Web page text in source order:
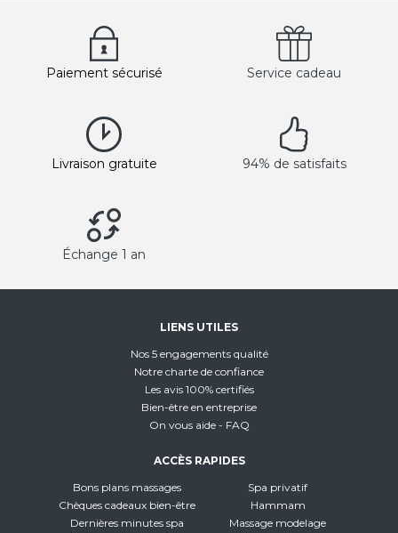
Paiement sécurisé Service cadeau
Livraison gratuite 94% de satisfaits
Échange 1 an
LIENS UTILES
Nos 5 engagements qualité
Notre charte de confiance
Les avis 100% certifiés
Bien-être en entreprise
On vous aide - FAQ
ACCÈS RAPIDES
Bons plans massages
Chèques cadeaux bien-être
Dernières minutes spa
Spa privatif
Hammam
Massage modelage